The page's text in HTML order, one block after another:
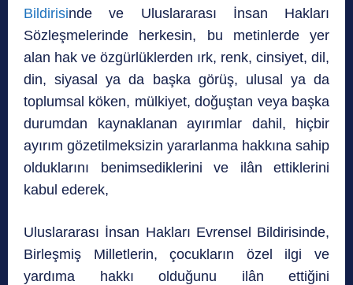
Bildirisinde ve Uluslararası İnsan Hakları
Sözleşmelerinde herkesin, bu metinlerde yer
alan hak ve özgürlüklerden ırk, renk, cinsiyet, dil,
din, siyasal ya da başka görüş, ulusal ya da
toplumsal köken, mülkiyet, doğuştan veya başka
durumdan kaynaklanan ayırımlar dahil, hiçbir
ayırım gözetilmeksizin yararlanma hakkına sahip
olduklarını benimsediklerini ve ilân ettiklerini
kabul ederek,
Uluslararası İnsan Hakları Evrensel Bildirisinde,
Birleşmiş Milletlerin, çocukların özel ilgi ve
yardıma hakkı olduğunu ilân ettiğini